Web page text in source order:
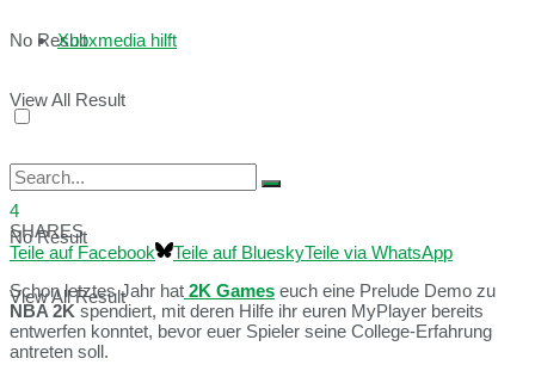
No Result
View All Result
Xboxmedia hilft
No Result
View All Result
4
SHARES
Teile auf Facebook
Teile auf BlueskyTeile via WhatsApp
Schon letztes Jahr hat 2K Games euch eine Prelude Demo zu
NBA 2K spendiert, mit deren Hilfe ihr euren MyPlayer bereits
entwerfen konntet, bevor euer Spieler seine College-Erfahrung
antreten soll.